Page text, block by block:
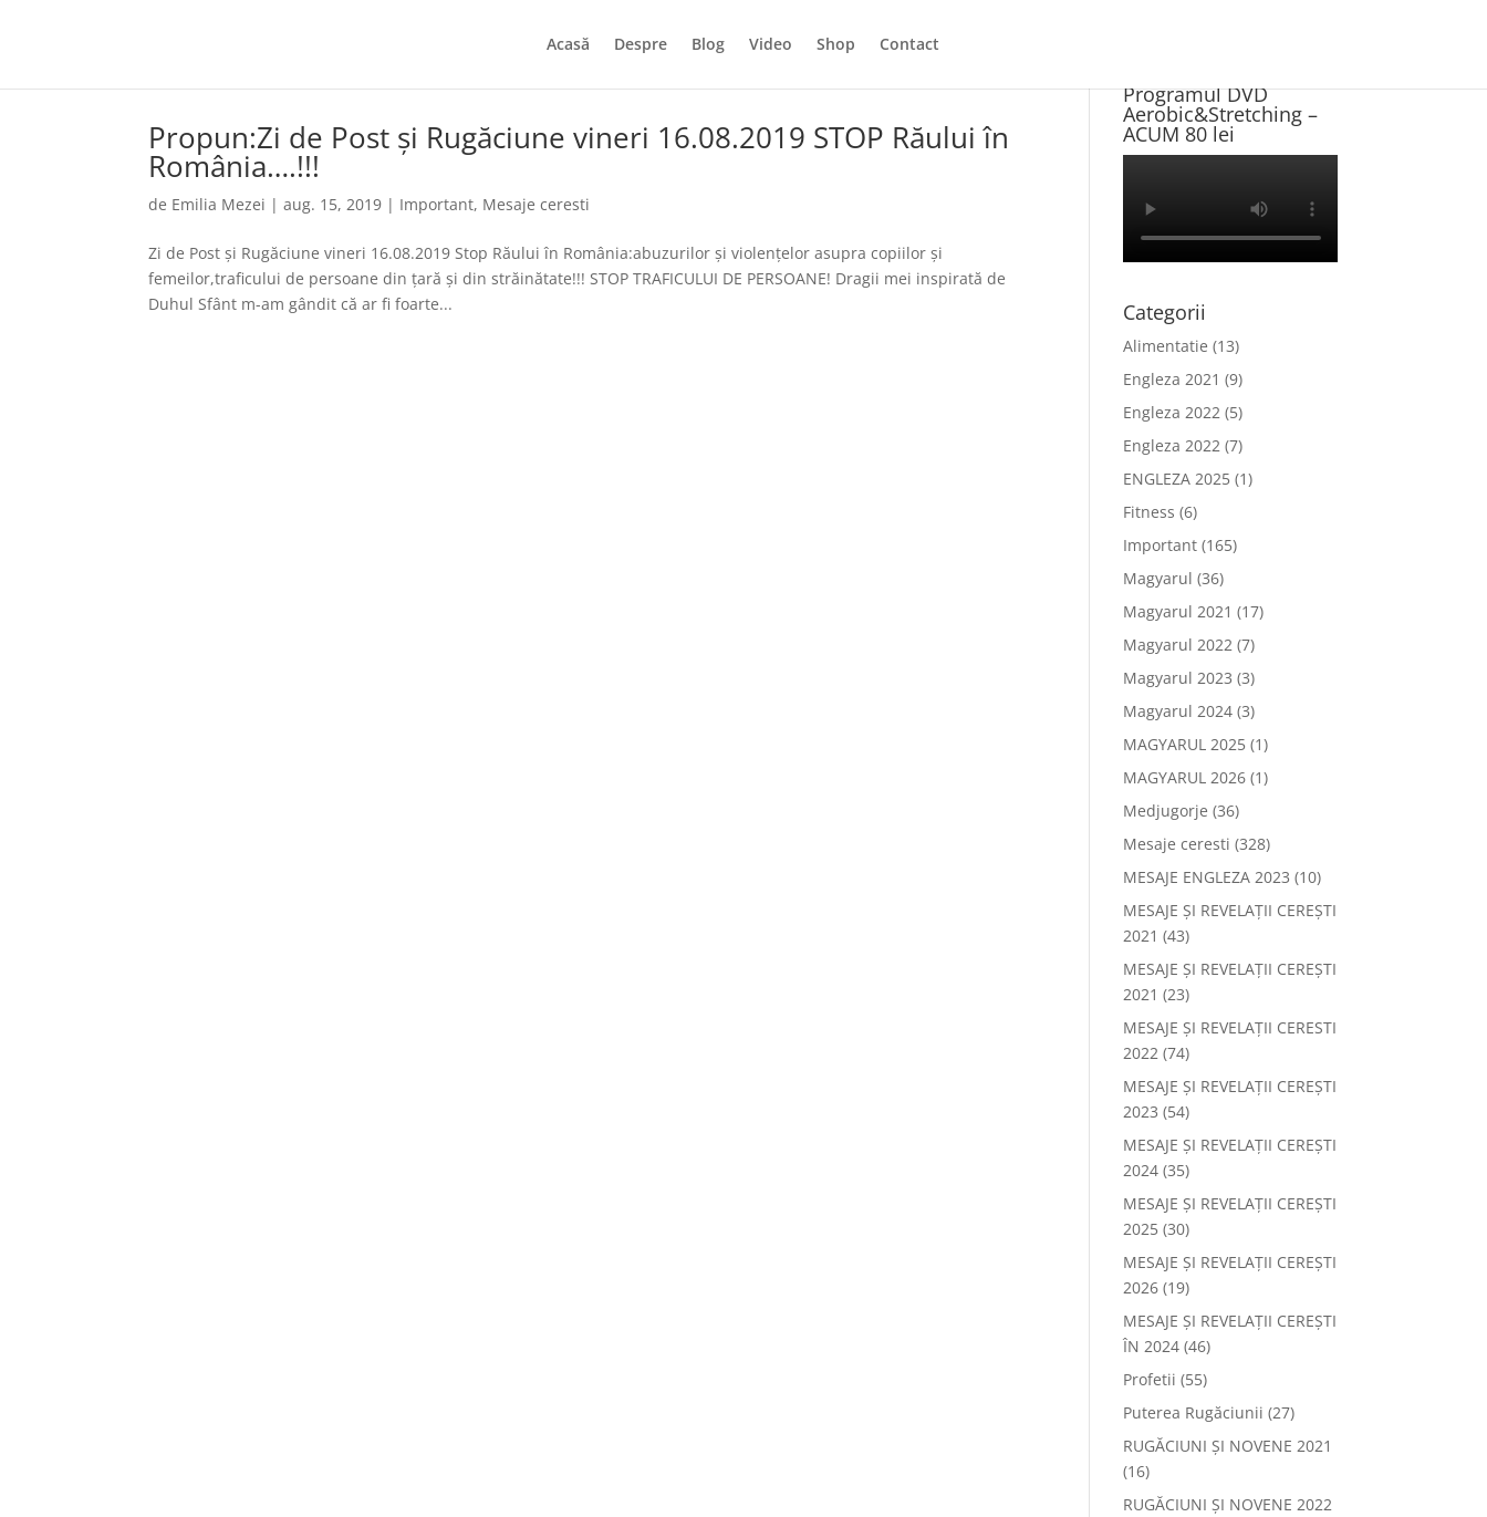
Acasă Despre Blog Video Shop Contact
Propun:Zi de Post şi Rugăciune vineri 16.08.2019 STOP Răului în
România….!!!
de Emilia Mezei |aug. 15, 2019 | Important, Mesaje ceresti
Zi de Post şi Rugăciune vineri 16.08.2019 Stop Răului în România:abuzurilor și violențelor asupra copiilor și
femeilor,traficului de persoane din țară și din străinătate!!! STOP TRAFICULUI DE PERSOANE! Dragii mei inspirată de
Duhul Sfânt m-am gândit că ar fi foarte...
Programul DVD
Aerobic&Stretching –
ACUM 80 lei
Categorii
Alimentatie (13)
Engleza 2021 (9)
Engleza 2022 (5)
Engleza 2022 (7)
ENGLEZA 2025 (1)
Fitness (6)
Important (165)
Magyarul (36)
Magyarul 2021 (17)
Magyarul 2022 (7)
Magyarul 2023 (3)
Magyarul 2024 (3)
MAGYARUL 2025 (1)
MAGYARUL 2026 (1)
Medjugorje (36)
Mesaje ceresti (328)
MESAJE ENGLEZA 2023 (10)
MESAJE ȘI REVELAȚII CEREȘTI
2021 (43)
MESAJE ȘI REVELAȚII CEREȘTI
2021 (23)
MESAJE ȘI REVELAȚII CERESTI
2022 (74)
MESAJE ȘI REVELAȚII CEREȘTI
2023 (54)
MESAJE ȘI REVELAȚII CEREȘTI
2024 (35)
MESAJE ȘI REVELAȚII CEREȘTI
2025 (30)
MESAJE ȘI REVELAȚII CEREȘTI
2026 (19)
MESAJE ȘI REVELAȚII CEREȘTI
ÎN 2024 (46)
Profetii (55)
Puterea Rugăciunii (27)
RUGĂCIUNI ȘI NOVENE 2021
(16)
RUGĂCIUNI ȘI NOVENE 2022